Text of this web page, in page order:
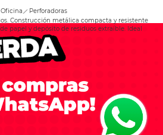
Perforadoras
Construcción metálica compacta y resistente
papel y depósito de residuos extraíble. Ideal